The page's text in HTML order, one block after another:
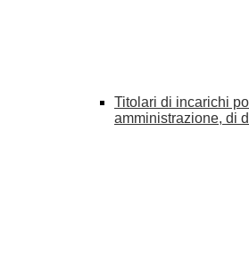
Titolari di incarichi
amministrazione, di